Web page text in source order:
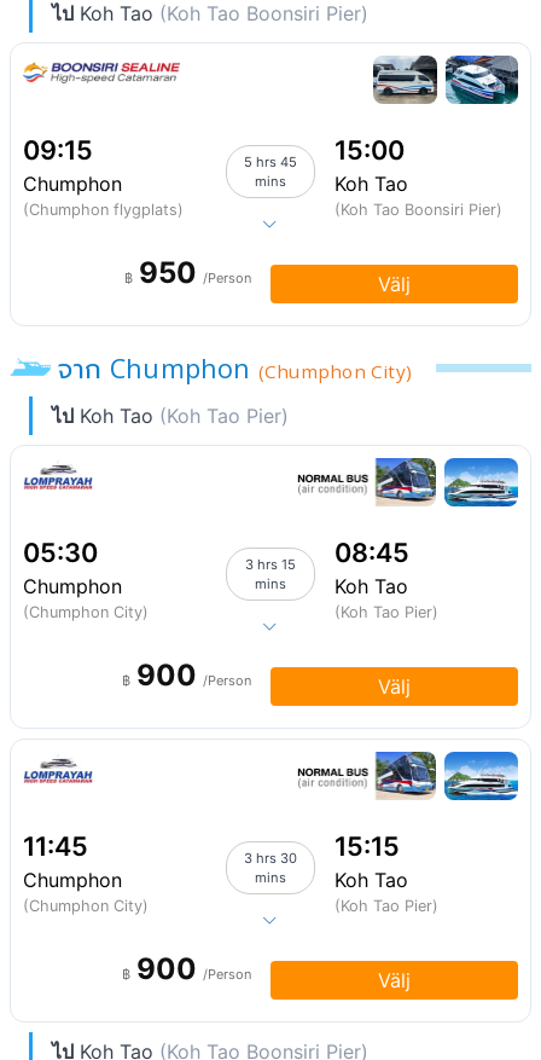
ไป Koh Tao (Koh Tao Boonsiri Pier)
09:15
Chumphon
(Chumphon flygplats)
5 hrs 45
mins
15:00
Koh Tao
(Koh Tao Boonsiri Pier)
฿ 950 /Person Välj
จาก Chumphon (Chumphon City)
ไป Koh Tao (Koh Tao Pier)
05:30
Chumphon
(Chumphon City)
3 hrs 15
mins
08:45
Koh Tao
(Koh Tao Pier)
฿ 900 /Person Välj
11:45
Chumphon
(Chumphon City)
3 hrs 30
mins
15:15
Koh Tao
(Koh Tao Pier)
฿ 900 /Person Välj
ไป Koh Tao (Koh Tao Boonsiri Pier)